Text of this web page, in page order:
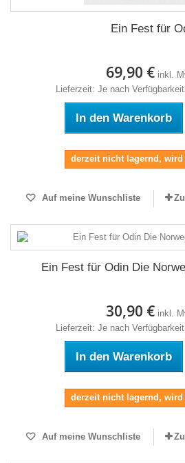
Ein Fest für
69,90 € inkl.
Lieferzeit: Je nach
In den Warenkorb
derzeit nicht lagernd,
Auf meine Wunschliste
Ein Fest für Odin Die
30,90 € inkl.
Lieferzeit: Je nach
In den Warenkorb
derzeit nicht lagernd,
Auf meine Wunschliste